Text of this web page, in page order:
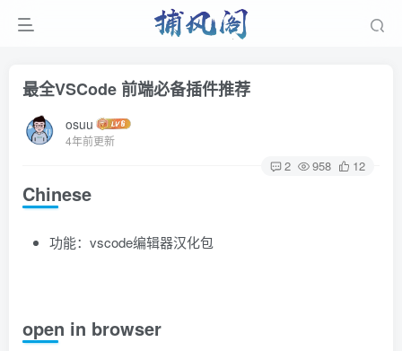
最全VSCode 前端必备插件推荐
osuu
4年前更新
2 958 12
Chinese
功能：vscode编辑器汉化包
open in browser